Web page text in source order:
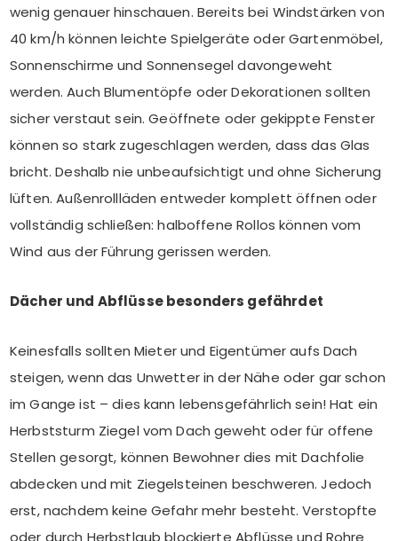
wenig genauer hinschauen. Bereits bei Windstärken von
40 km/h können leichte Spielgeräte oder Gartenmöbel,
Sonnenschirme und Sonnensegel davongeweht
werden. Auch Blumentöpfe oder Dekorationen sollten
sicher verstaut sein. Geöffnete oder gekippte Fenster
können so stark zugeschlagen werden, dass das Glas
bricht. Deshalb nie unbeaufsichtigt und ohne Sicherung
lüften. Außenrollläden entweder komplett öffnen oder
vollständig schließen: halboffene Rollos können vom
Wind aus der Führung gerissen werden.
Dächer und Abflüsse besonders gefährdet
Keinesfalls sollten Mieter und Eigentümer aufs Dach
steigen, wenn das Unwetter in der Nähe oder gar schon
im Gange ist – dies kann lebensgefährlich sein! Hat ein
Herbststurm Ziegel vom Dach geweht oder für offene
Stellen gesorgt, können Bewohner dies mit Dachfolie
abdecken und mit Ziegelsteinen beschweren. Jedoch
erst, nachdem keine Gefahr mehr besteht. Verstopfte
oder durch Herbstlaub blockierte Abflüsse und Rohre